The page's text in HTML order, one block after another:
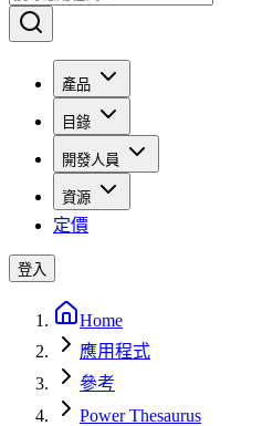
產品
目錄
開發人員
資源
定價
登入
Home
應用程式
參考
Power Thesaurus